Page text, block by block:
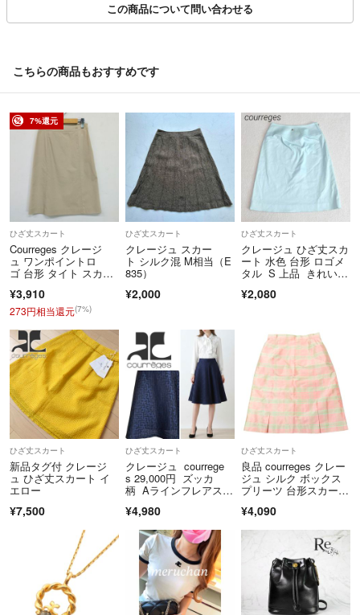
商品画像はできる限り現品を再現するよう心がけておりますが、ご利用
商品状態は掲載前に十分な確認を行っておりますが、重大な見落としが
ございました際はご返品を承ります。サイズが合わない、イメージが違
う、間違えた等お客様都合での返品はお受けしておりません。
・ご注文の商品と異なる商品が届いた場合
・商品状態が商品説明と著しく異なる場合
はご返品をお受けしております。
商品到着から5日以内にご連絡、返品受付後5日以内に当店に商品をご
返送ください。期限を過ぎた場合、初期不良等の場合でも対応いたしか
ねます。 必ず商品を受け取られた際に状態の確認をお願いいたしま
す。
クリーニングやアフターサービス代等の商品代金以上のご請求、不良品
の場合の一部返金での対応などはお受けできません。
Cランク以下の商品については、いかなる理由でもご返品をお断りさせ
ていただいております。
当アカウントはラクマ公式パートナーです。
◆特商法：https://fril.jp/ts/official/law/vtr/
◆返品特約：https://fril.jp/ts/official/law/vtr/#return_policy
◆適格請求書発行事業者登録番号：T4260002013524
この商品について問い合わせる
こちらの商品もおすすめです
7%還元
ひざ丈スカート
Courreges クレージ
ュ ワンポイントロ
ゴ 台形 タイト スカー
AGE レディース サイ
ズ 36 LF75
¥3,910
273円相当還元(7%)
ひざ丈スカート
クレージュ スカー
ト シルク混 M相当（E
835）
¥2,000
ひざ丈スカート
クレージュ ひざ丈スカ
ート 水色 台形 ロゴメ
タル S 上品 きれい
¥2,080
ひざ丈スカート
新品タグ付 クレージ
ュ ひざ丈スカート イ
エロー
¥7,500
ひざ丈スカート
クレージュ courrege
s 29,000円 ズッカ
柄 Aラインフレアスカ
クネイビー 七五三 入
¥4,980
ひざ丈スカート
良品 courreges クレー
ジュ シルク ボックス
プリーツ 台形スカー
ク 64-91 ピンク グリー
¥4,090